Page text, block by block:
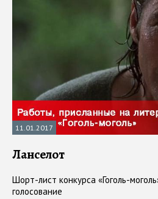
11.01.2017
Ланселот
Шорт-лист конкурса «Гоголь-
голосование